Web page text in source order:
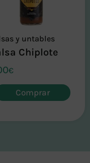
y untables
Chiplote
€
Comprar